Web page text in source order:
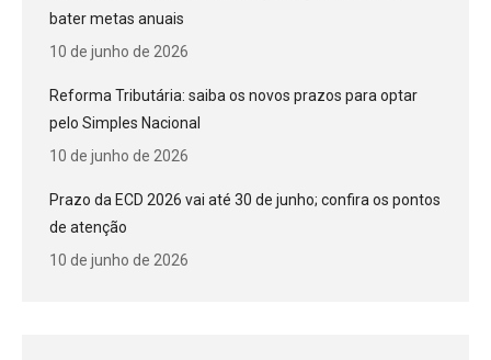
bater metas anuais
10 de junho de 2026
Reforma Tributária: saiba os novos prazos para optar
pelo Simples Nacional
10 de junho de 2026
Prazo da ECD 2026 vai até 30 de junho; confira os pontos
de atenção
10 de junho de 2026